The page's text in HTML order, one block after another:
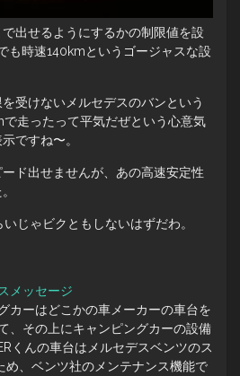
出せるようにするかの制限値を設
も時速140kmというゴージャスな設
受けないメルセデスのバンという
走ったって平気だぜという心意気
ですね〜。
ド出せませんが、あの高速安定性
じゃビクともしないはずだわ。
メッセージ
カーはどこかの車メーカーの車台を
、その上にキャンピングカーの設備
くんの車台はメルセデスベンツのス
め、ベンツ社のメンテナンス機能で